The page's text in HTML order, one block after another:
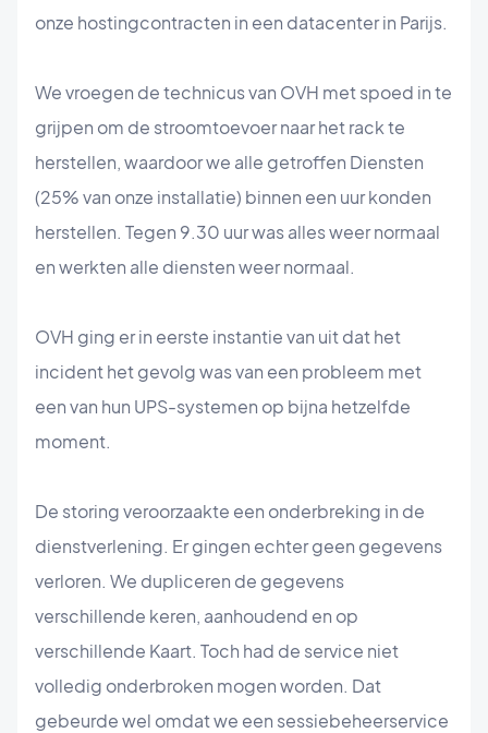
onze hostingcontracten in een datacenter in Parijs.
We vroegen de technicus van OVH met spoed in te
grijpen om de stroomtoevoer naar het rack te
herstellen, waardoor we alle getroffen Diensten
(25% van onze installatie) binnen een uur konden
herstellen. Tegen 9.30 uur was alles weer normaal
en werkten alle diensten weer normaal.
OVH ging er in eerste instantie van uit dat het
incident het gevolg was van een probleem met
een van hun UPS-systemen op bijna hetzelfde
moment.
De storing veroorzaakte een onderbreking in de
dienstverlening. Er gingen echter geen gegevens
verloren. We dupliceren de gegevens
verschillende keren, aanhoudend en op
verschillende Kaart. Toch had de service niet
volledig onderbroken mogen worden. Dat
gebeurde wel omdat we een sessiebeheerservice